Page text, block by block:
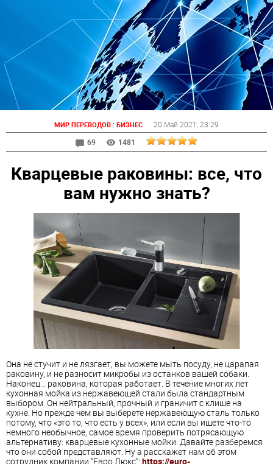
МИР ПЕРЕВОДОВ : БИЗНЕС 20 Май 2021 , 23:29
69
1481
Кварцевые раковины: все, что
вам нужно знать?
Она не стучит и не лязгает, вы можете мыть посуду, не царапая
раковину, и не разносит микробы из останков вашей собаки.
Наконец... раковина, которая работает. В течение многих лет
кухонная мойка из нержавеющей стали была стандартным
выбором. Он нейтральный, прочный и граничит с клише на
кухне. Но прежде чем вы выберете нержавеющую сталь только
потому, что «это то, что есть у всех», или если вы ищете что-то
немного необычное, самое время проверить потрясающую
альтернативу: кварцевые кухонные мойки. Давайте разберемся
что они собой представляют. Ну а расскажет нам об этом
сотрудник компании “Евро Люкс”: https://euro-